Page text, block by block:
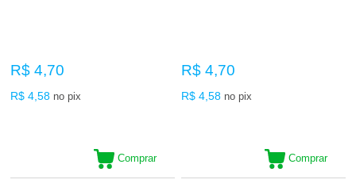
R$ 4,70
R$ 4,58 no pix
Comprar
R$ 4,70
R$ 4,58 no pix
Comprar